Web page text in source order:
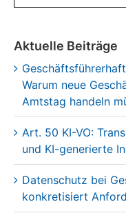
nach:
Aktuelle Beiträge
Warum neue
Amtstag handeln
Art. 50 KI-VO:
und KI-generierte
Datenschutz bei
konkretisiert